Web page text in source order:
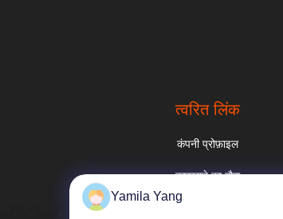
त्वरित लिंक
कंपनी प्रोफ़ाइल
कारखाने का दौरा
Yamila Yang